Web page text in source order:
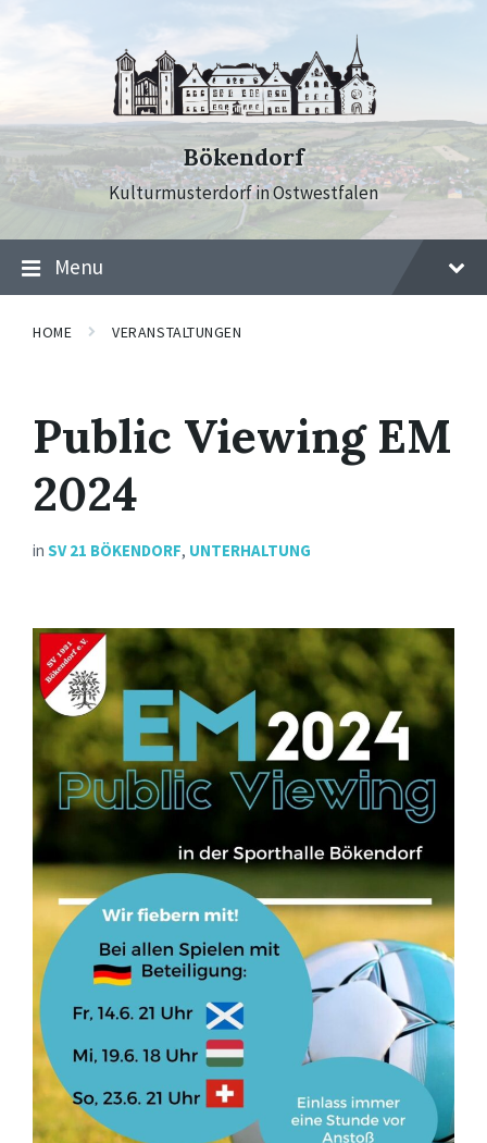
Bökendorf
Kulturmusterdorf in Ostwestfalen
Menu
HOME VERANSTALTUNGEN
Public Viewing EM
2024
in SV 21 BÖKENDORF, UNTERHALTUNG